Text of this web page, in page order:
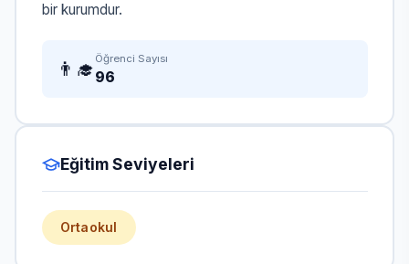
bir kurumdur.
👨‍🎓 Öğrenci Sayısı
96
Eğitim Seviyeleri
Ortaokul